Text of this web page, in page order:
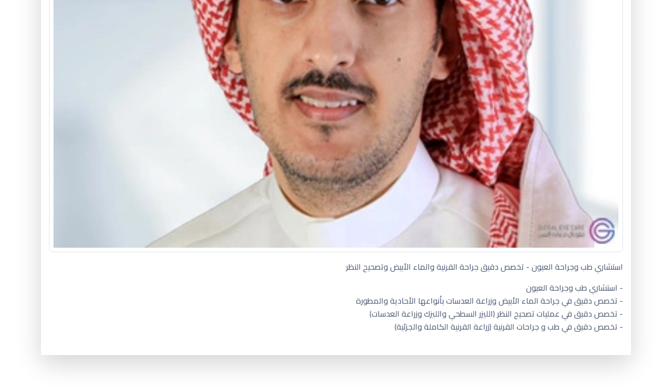
استشاري طب وجراحة العيون - تخصص دقيق جراحة القرنية والماء الأبيض وتصحيح النظر
- استشاري طب وجراحة العيون
- تخصص دقيق في جراحة الماء الأبيض وزراعة العدسات بأنواعها الأحادية والمطورة
- تخصص دقيق في عمليات تصحيح النظر (الليزر السطحي والليزك وزراعة العدسات)
- تخصص دقيق في طب و جراحات القرنية (زراعة القرنية الكاملة والجزئية)